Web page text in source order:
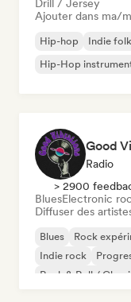
Drill / Jersey
Ajouter dans ma/
Hip-hop Indie folk
Hip-Hop
Good
Radio
> 2900
BluesElectronic
Diffuser des
Blues Rock
Indie rock
Rock & Roll /